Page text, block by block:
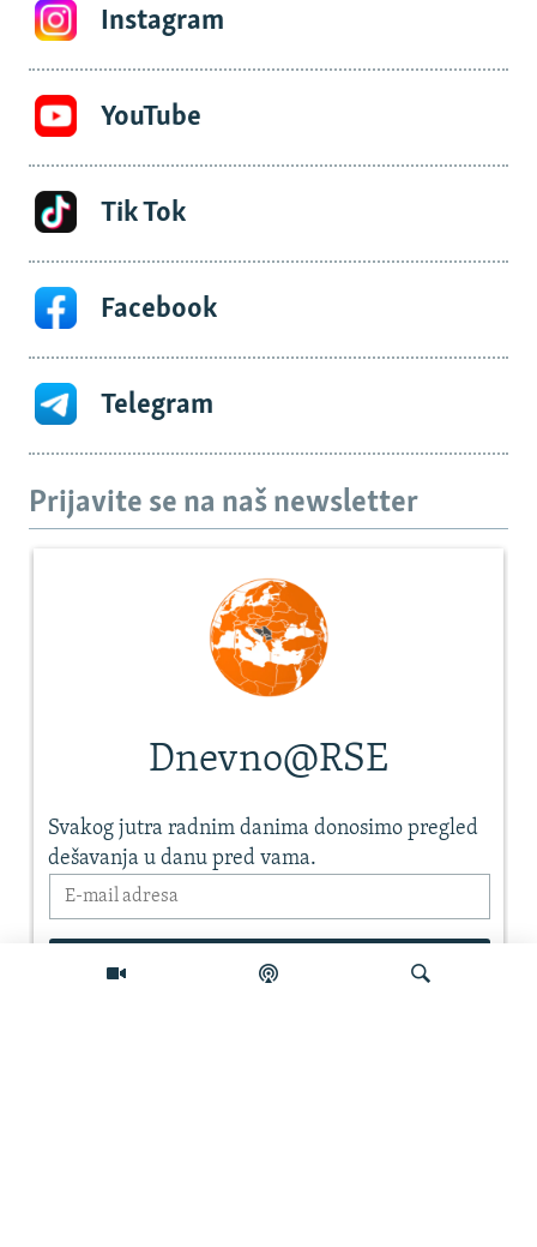
Instagram
YouTube
Tik Tok
Facebook
Telegram
Prijavite se na naš newsletter